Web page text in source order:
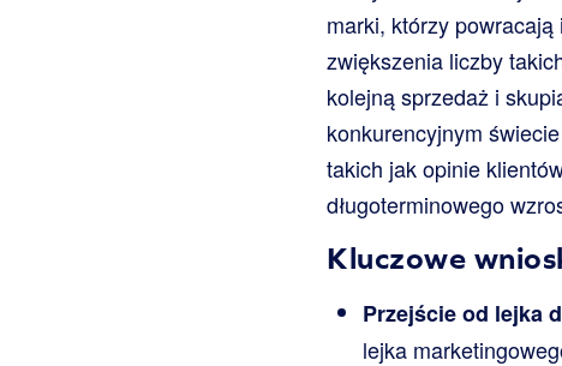
marki, którzy
zwiększenia liczby
kolejną sprzedaż i
konkurencyjnym
takich jak opinie
długoterminowego
Kluczowe
Przejście od lejka
lejka